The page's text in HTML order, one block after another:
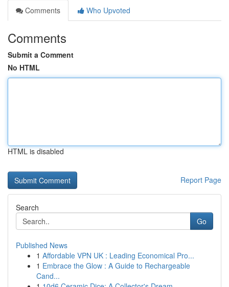
Comments
Who Upvoted
Comments
Submit a Comment
No HTML
HTML is disabled
Report Page
Search
Go
Published News
1 Affordable VPN UK : Leading Economical Pro...
1 Embrace the Glow : A Guide to Rechargeable
Cand...